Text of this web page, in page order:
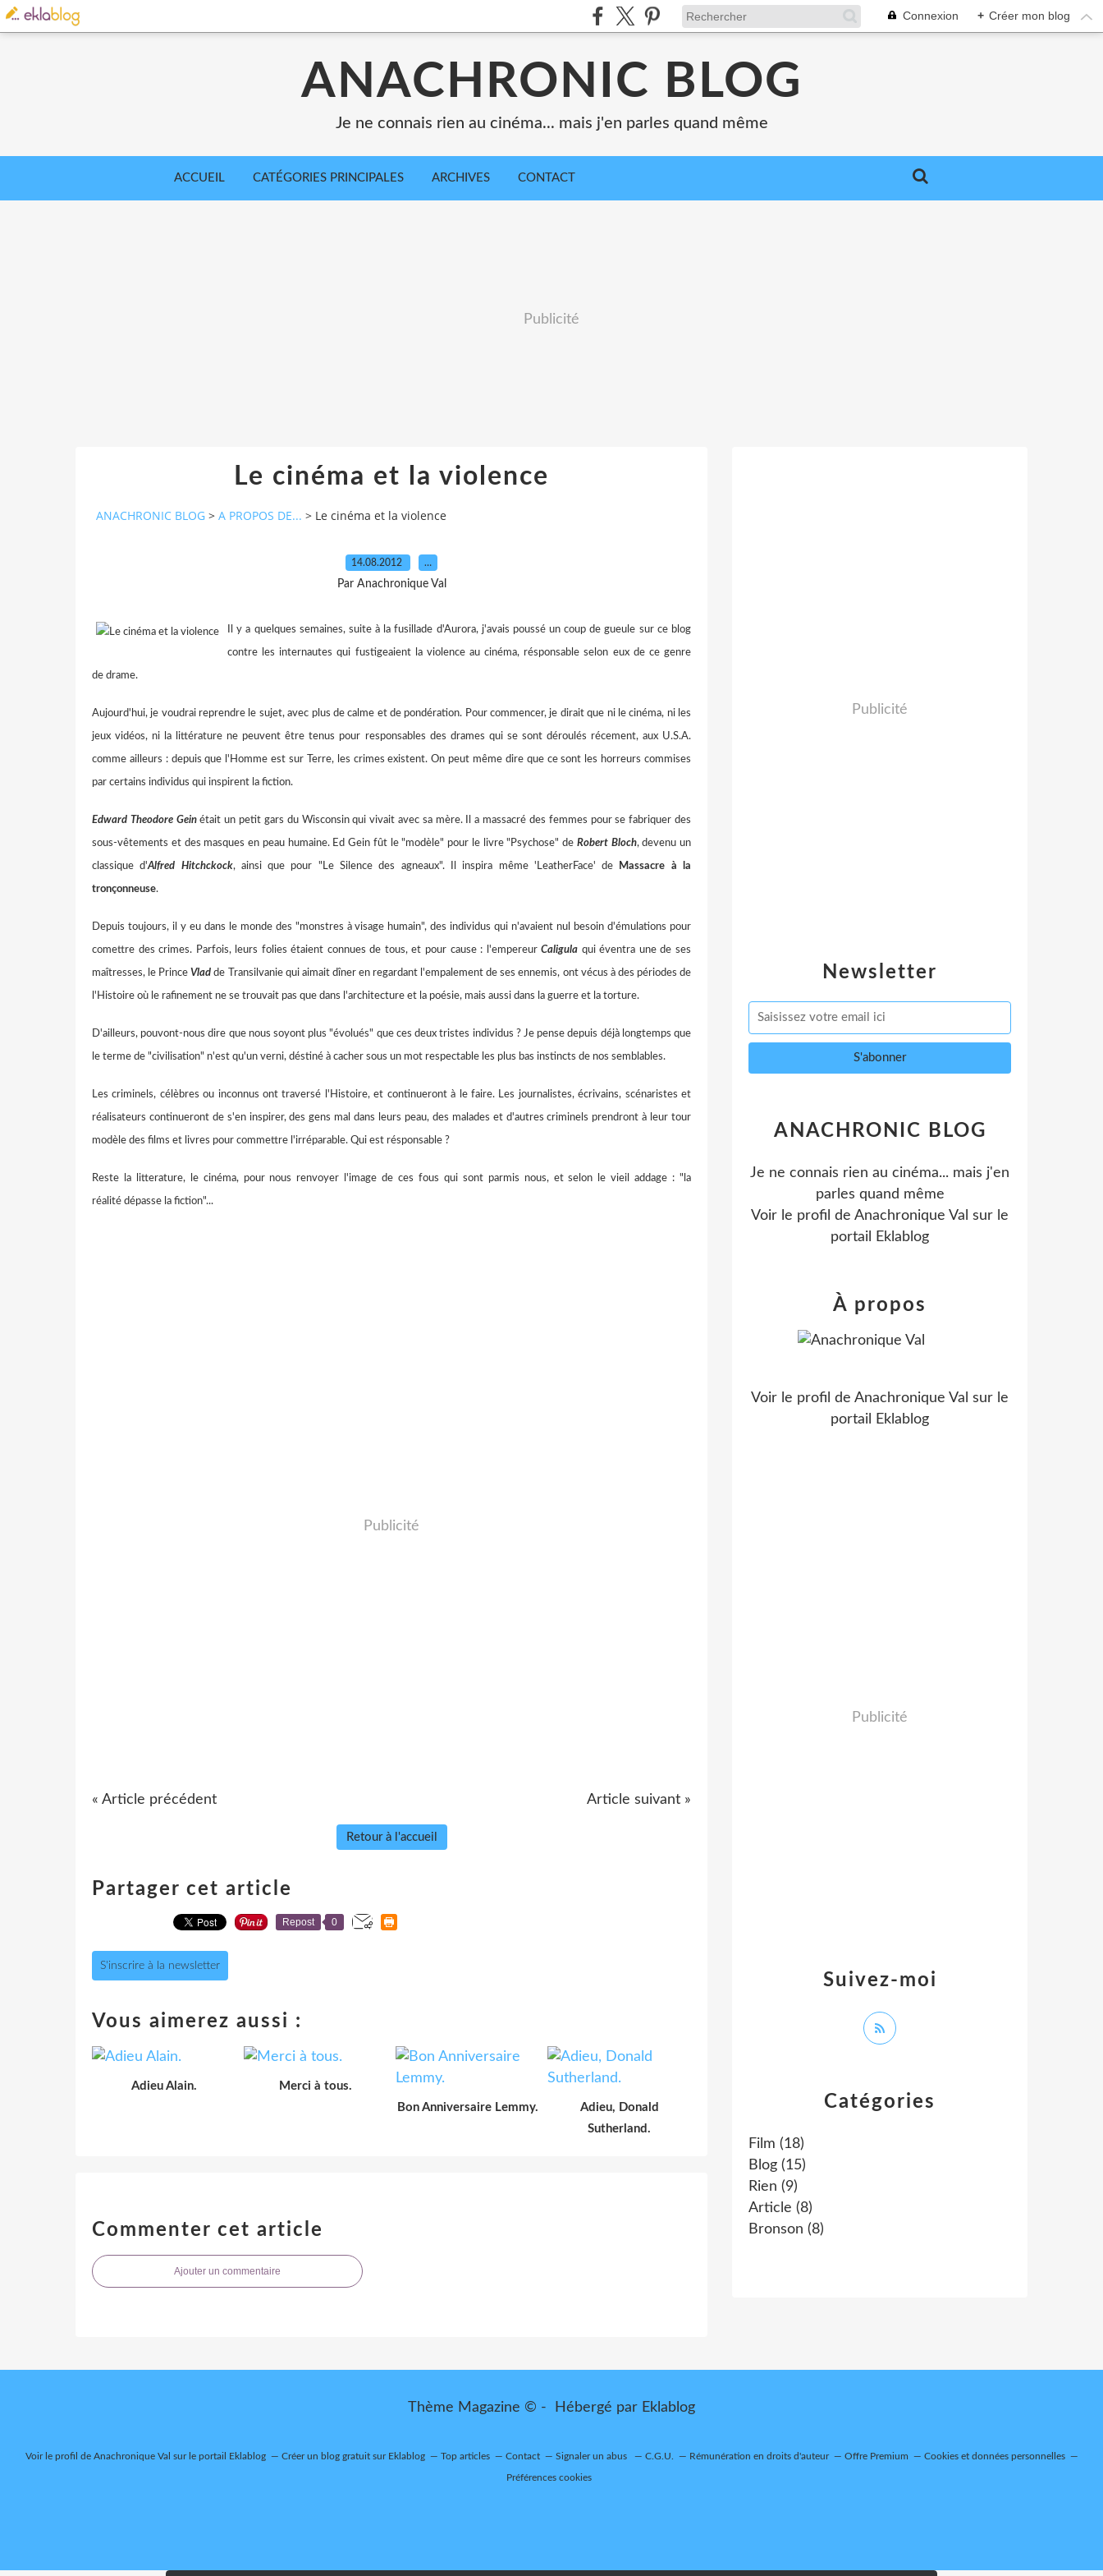
Connexion + Créer mon blog
ANACHRONIC BLOG
Je ne connais rien au cinéma... mais j'en parles quand même
ACCUEIL CATÉGORIES PRINCIPALES ARCHIVES CONTACT
Publicité
Le cinéma et la violence
ANACHRONIC BLOG > A PROPOS DE... > Le cinéma et la violence
14.08.2012 …
Par Anachronique Val
Il y a quelques semaines, suite à la fusillade d'Aurora, j'avais poussé un coup de gueule sur ce blog
contre les internautes qui fustigeaient la violence au cinéma, résponsable selon eux de ce genre
de drame.
Aujourd'hui, je voudrai reprendre le sujet, avec plus de calme et de pondération. Pour commencer, je dirait que ni le cinéma, ni les
jeux vidéos, ni la littérature ne peuvent être tenus pour responsables des drames qui se sont déroulés récement, aux U.S.A.
comme ailleurs : depuis que l'Homme est sur Terre, les crimes existent. On peut même dire que ce sont les horreurs commises
par certains individus qui inspirent la fiction.
Edward Theodore Geinétait un petit gars du Wisconsin qui vivait avec sa mère. Il a massacré des femmes pour se fabriquer des
sous-vêtements et des masques en peau humaine. Ed Gein fût le "modèle" pour le livre "Psychose" de Robert Bloch, devenu un
classique d'Alfred Hitchckock, ainsi que pour "Le Silence des agneaux". Il inspira même 'LeatherFace' de Massacre à la
tronçonneuse.
Depuis toujours, il y eu dans le monde des "monstres à visage humain", des individus qui n'avaient nul besoin d'émulations pour
comettre des crimes. Parfois, leurs folies étaient connues de tous, et pour cause : l'empereurCaligula qui éventra une de ses
maîtresses, le Prince Vlad de Transilvanie qui aimait dîner en regardant l'empalement de ses ennemis, ont vécus à des périodes de
l'Histoire où le rafinement ne se trouvait pas que dans l'architecture et la poésie, mais aussi dans la guerre et la torture.
D'ailleurs, pouvont-nous dire que nous soyont plus "évolués" que ces deux tristes individus ? Je pense depuis déjà longtemps que
le terme de "civilisation" n'est qu'un verni, déstiné à cacher sous un mot respectable les plus bas instincts de nos semblables.
Les criminels, célèbres ou inconnus ont traversé l'Histoire, et continueront à le faire. Les journalistes, écrivains, scénaristes et
réalisateurs continueront de s'en inspirer, des gens mal dans leurs peau, des malades et d'autres criminels prendront à leur tour
modèle des films et livres pour commettre l'irréparable. Qui est résponsable ?
Reste la litterature, le cinéma, pour nous renvoyer l'image de ces fous qui sont parmis nous, et selon le vieil addage : "la
réalité dépasse la fiction"...
Publicité
« Article précédent Article suivant »
Retour à l'accueil
Partager cet article
Repost 0
S'inscrire à la newsletter
Vous aimerez aussi :
Adieu Alain.
Merci à tous.
Bon Anniversaire Lemmy.
Adieu, Donald
Sutherland.
Commenter cet article
Ajouter un commentaire
Newsletter
Publicité
Catégories
Film (18)
Blog (15)
Rien (9)
Article (8)
Bronson (8)
ANACHRONIC BLOG
Je ne connais rien au cinéma... mais j'en
parles quand même
Voir le profil de Anachronique Val sur le
portail Eklablog
Suivez-moi
À propos
Voir le profil de Anachronique Val sur le
portail Eklablog
Publicité
Thème Magazine © - Hébergé par Eklablog
Voir le profil de Anachronique Val sur le portail Eklablog Créer un blog gratuit sur Eklablog Top articles Contact Signaler un abus C.G.U. Rémunération en droits d'auteur Offre Premium Cookies et données personnelles
Préférences cookies